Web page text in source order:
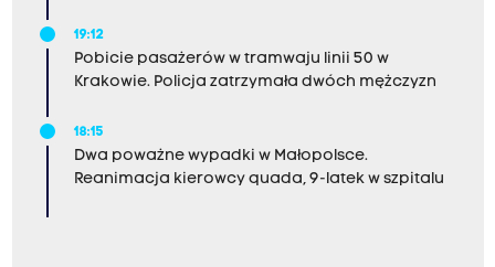
19:12
Pobicie pasażerów w tramwaju linii 50 w
Krakowie. Policja zatrzymała dwóch mężczyzn
18:15
Dwa poważne wypadki w Małopolsce.
Reanimacja kierowcy quada, 9-latek w szpitalu